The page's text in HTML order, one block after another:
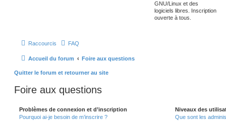
GNU/Linux et des
logiciels libres. Inscription
ouverte à tous.
Raccourcis FAQ
Accueil du forum Foire aux questions
Quitter le forum et retourner au site
Foire aux questions
Problèmes de connexion et d’inscription
Pourquoi ai-je besoin de m’inscrire ?
Niveaux des
Que sont les